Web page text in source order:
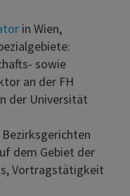
in Wien,
sowie
an der FH
der Universität
dem Gebiet der
Vortragstätigkeit